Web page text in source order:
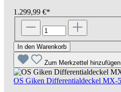
1.299,99 €*
In den Warenkorb
Zum Merkzettel hinzufügen
OS Giken Differentialdeckel MX-